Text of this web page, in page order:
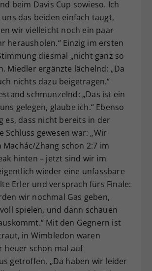
beim Davis Cup sowieso. Ich
uns das beiden einfach taugt,
wir vielleicht noch ein paar
herausholen.“ Einzig im ersten
diesmal „nicht ganz so
Miedler ergänzte lächelnd: „Da
nichts dazu beigetragen.“
schmunzelnd: „Das ist ein
gelegen, glaube ich.“ Ebenso
es, dass nicht bereits in der
Schluss gewesen war: „Wir
Machác/Zhang schon 2:7 im
hinten – jetzt sind wir im
wieder eine unfassbare
Erler und versprach fürs Finale:
wir nochmal Gas geben,
spielen, und dann schauen
Mit den Gegnern ist
in Wimbledon waren
heuer schon mal auf
getroffen. „Da haben wir leider